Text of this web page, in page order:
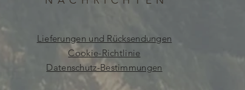
Lieferungen und Rücksendungen
Cookie-Richtlinie
Datenschutz-Bestimmungen